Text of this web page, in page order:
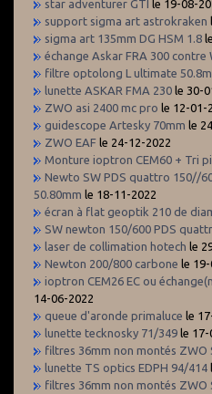
star adventurer GTI
le 19-08-
support sigma art astrokraken
sigma art 135mm DG HSM 1.8
échange Askar FRA 300 contre
filtre optolong L ultimate
lunette ASKAR FMA 230 le 30-
ZWO asi 2400 mc pro le 12-01-
guidescope Artesky 70mm le
ZWO EAF le 24-12-2022
Monture ioptron CEM60 + Tri
Newto SW PDS quattro 150//
50.80mm le 18-11-2022
écran à flat geoptik 210 de
SW newton 150/600 PDS
laser de collimation hotech le
Newton 200/800 carbone le
ioptron CEM26 EC ou
14-06-2022
queue d'aronde primaluce le
lunette tecknosky 71/349 le
filtres 36mm non montés ZWO
lunette TS optics EDPH 94/414
filtres 36mm non montés ZWO